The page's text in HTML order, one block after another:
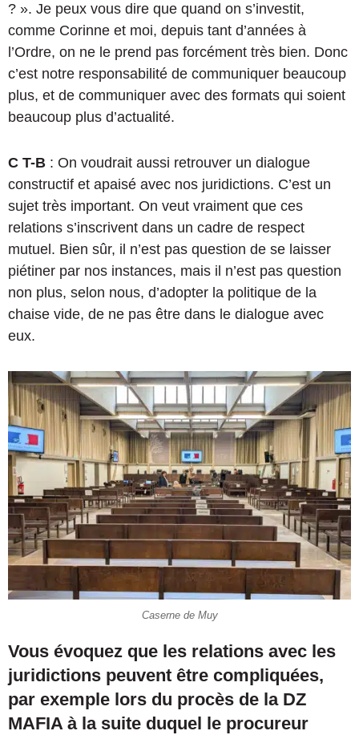
? ». Je peux vous dire que quand on s’investit,
comme Corinne et moi, depuis tant d’années à
l’Ordre, on ne le prend pas forcément très bien. Donc
c’est notre responsabilité de communiquer beaucoup
plus, et de communiquer avec des formats qui soient
beaucoup plus d’actualité.
C T-B : On voudrait aussi retrouver un dialogue
constructif et apaisé avec nos juridictions. C’est un
sujet très important. On veut vraiment que ces
relations s’inscrivent dans un cadre de respect
mutuel. Bien sûr, il n’est pas question de se laisser
piétiner par nos instances, mais il n’est pas question
non plus, selon nous, d’adopter la politique de la
chaise vide, de ne pas être dans le dialogue avec
eux.
Caserne de Muy
Vous évoquez que les relations avec les
juridictions peuvent être compliquées,
par exemple lors du procès de la DZ
MAFIA à la suite duquel le procureur